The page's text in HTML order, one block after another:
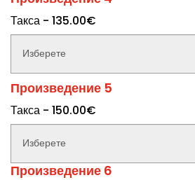
Такса - 135.00€
Произведение 5
Такса - 150.00€
Произведение 6